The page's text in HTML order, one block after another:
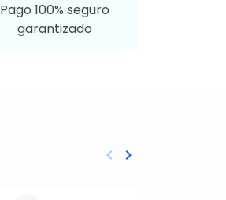
Pago 100% seguro
garantizado
Anterior
keyboard_arrow_left Siguiente
keyboard_arrow_right